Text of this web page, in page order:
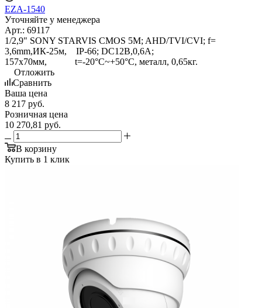
EZA-1540
Уточняйте у менеджера
Арт.: 69117
1/2,9" SONY STARVIS CMOS 5M; AHD/TVI/CVI; f=
3,6mm,ИК-25м, IP-66; DC12B,0,6A;
157x70мм, t=-20°C~+50°C, металл, 0,65кг.
Отложить
Сравнить
Ваша цена
8 217 руб.
Розничная цена
10 270,81 руб.
В корзину
Купить в 1 клик